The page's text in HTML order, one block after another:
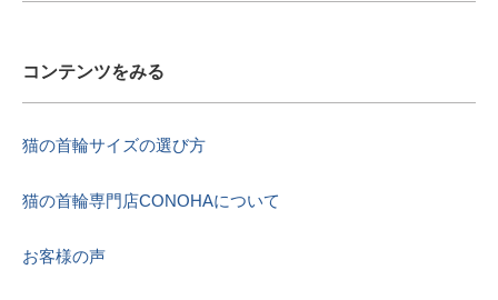
コンテンツをみる
猫の首輪サイズの選び方
猫の首輪専門店CONOHAについて
お客様の声